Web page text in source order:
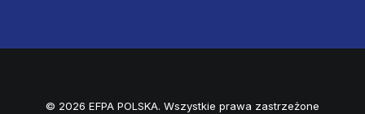
© 2026 EFPA POLSKA. Wszystkie prawa zastrzeżone